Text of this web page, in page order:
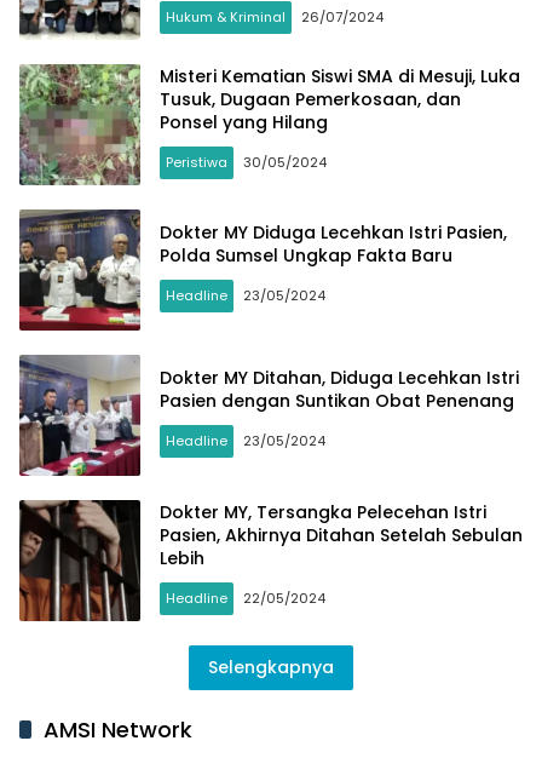
Hukum & Kriminal 26/07/2024
Misteri Kematian Siswi SMA di Mesuji, Luka
Tusuk, Dugaan Pemerkosaan, dan
Ponsel yang Hilang
Peristiwa 30/05/2024
Dokter MY Diduga Lecehkan Istri Pasien,
Polda Sumsel Ungkap Fakta Baru
Headline 23/05/2024
Dokter MY Ditahan, Diduga Lecehkan Istri
Pasien dengan Suntikan Obat Penenang
Headline 23/05/2024
Dokter MY, Tersangka Pelecehan Istri
Pasien, Akhirnya Ditahan Setelah Sebulan
Lebih
Headline 22/05/2024
Selengkapnya
AMSI Network